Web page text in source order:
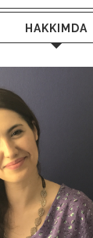
HAKKIMDA